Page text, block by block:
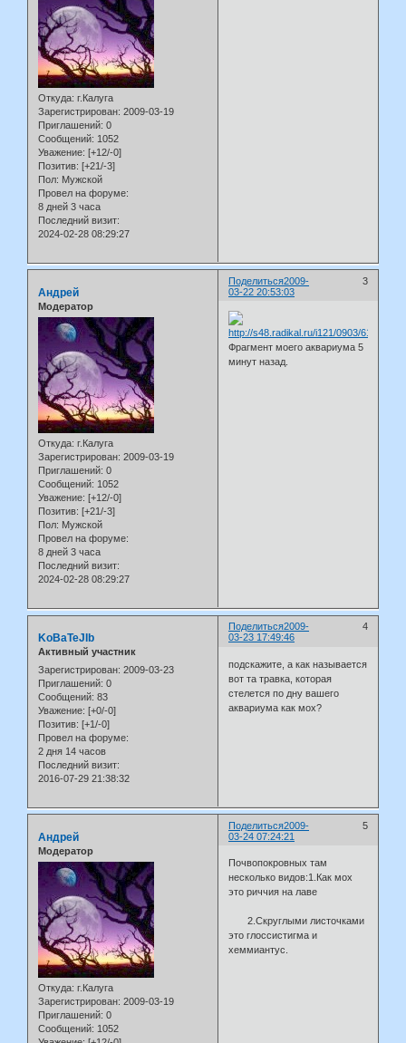
Откуда: г.Калуга
Зарегистрирован: 2009-03-19
Приглашений: 0
Сообщений: 1052
Уважение: [+12/-0]
Позитив: [+21/-3]
Пол: Мужской
Провел на форуме:
8 дней 3 часа
Последний визит:
2024-02-28 08:29:27
Поделиться 3
2009-
03-22 20:53:03
Андрей
Модератор
Откуда: г.Калуга
Зарегистрирован: 2009-03-19
Приглашений: 0
Сообщений: 1052
Уважение: [+12/-0]
Позитив: [+21/-3]
Пол: Мужской
Провел на форуме:
8 дней 3 часа
Последний визит:
2024-02-28 08:29:27
Фрагмент моего аквариума 5
минут назад.
Поделиться 4
2009-
03-23 17:49:46
KoBaTeJIb
Активный участник
Зарегистрирован: 2009-03-23
Приглашений: 0
Сообщений: 83
Уважение: [+0/-0]
Позитив: [+1/-0]
Провел на форуме:
2 дня 14 часов
Последний визит:
2016-07-29 21:38:32
подскажите, а как называется
вот та травка, которая
стелется по дну вашего
аквариума как мох?
Поделиться 5
2009-
03-24 07:24:21
Андрей
Модератор
Откуда: г.Калуга
Зарегистрирован: 2009-03-19
Приглашений: 0
Сообщений: 1052
Почвопокровных там
несколько видов:1.Как мох
это риччия на лаве
2.Скруглыми листочками
это глоссистигма и
хеммиантус.